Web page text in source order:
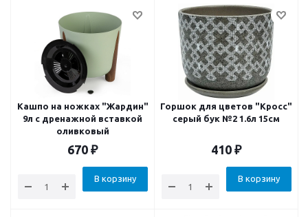
Кашпо на ножках "Жардин"
9л с дренажной вставкой
оливковый
670 ₽
В корзину
Горшок для цветов "Кросс"
серый бук №2 1.6л 15см
410 ₽
В корзину